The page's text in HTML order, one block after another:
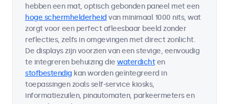
hebben een mat, optisch gebonden paneel met een
hoge schermhelderheid van minimaal 1000 nits, wat
zorgt voor een perfect afleesbaar beeld zonder
reflecties, zelfs in omgevingen met direct zonlicht.
De displays zijn voorzien van een stevige, eenvoudig
te integreren behuizing die waterdichten
stofbestendig kan worden geïntegreerd in
toepassingen zoals self-service kiosks,
informatiezuilen, pinautomaten, parkeermeters en